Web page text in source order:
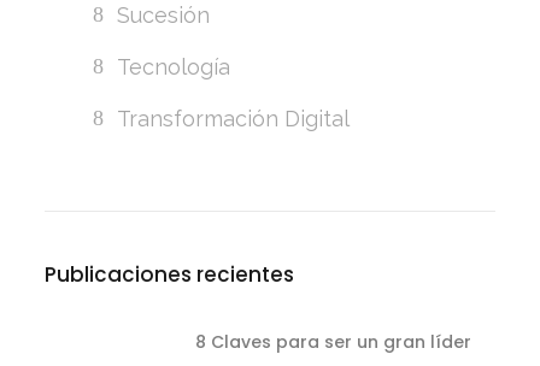
Sucesión
Tecnología
Transformación Digital
Publicaciones recientes
8 Claves para ser un gran líder